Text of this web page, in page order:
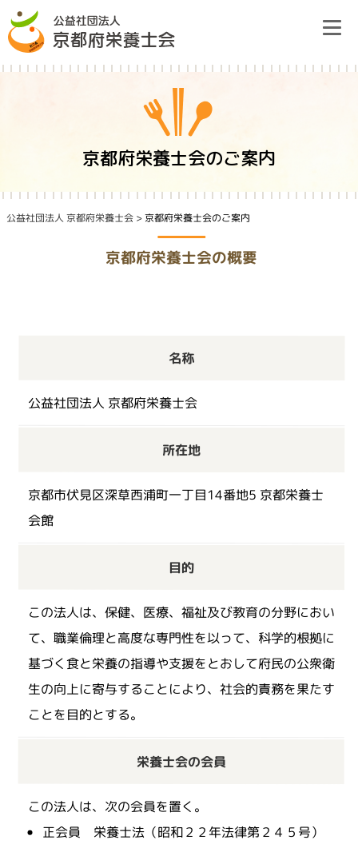
栄養士会のご案内
研修情報
栄養ケア・ステーション
会員ログイン
Skip
to
content
京都府栄養士会のご案内
公益社団法人 京都府栄養士会>京都府栄養士会のご案内
京都府栄養士会の概要
名称
公益社団法人 京都府栄養士会
所在地
京都市伏見区深草西浦町一丁目14番地5 京都栄養士
会館
目的
この法人は、保健、医療、福祉及び教育の分野におい
て、職業倫理と高度な専門性を以って、科学的根拠に
基づく食と栄養の指導や支援をとおして府民の公衆衛
生の向上に寄与することにより、社会的責務を果たす
ことを目的とする。
栄養士会の会員
この法人は、次の会員を置く。
正会員 栄養士法（昭和２２年法律第２４５号）